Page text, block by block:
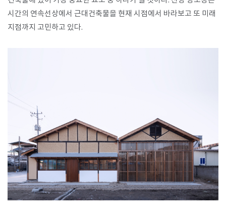
시간의 연속선상에서 근대건축물을 현재 시점에서 바라보고 또 미래
지점까지 고민하고 있다.